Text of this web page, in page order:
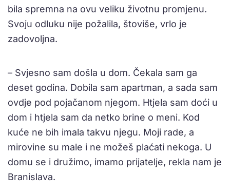
bila spremna na ovu veliku životnu promjenu.
Svoju odluku nije požalila, štoviše, vrlo je
zadovoljna.
– Svjesno sam došla u dom. Čekala sam ga
deset godina. Dobila sam apartman, a sada sam
ovdje pod pojačanom njegom. Htjela sam doći u
dom i htjela sam da netko brine o meni. Kod
kuće ne bih imala takvu njegu. Moji rade, a
mirovine su male i ne možeš plaćati nekoga. U
domu se i družimo, imamo prijatelje, rekla nam je
Branislava.